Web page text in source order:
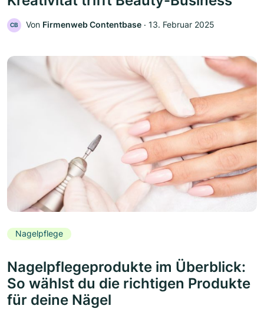
CB Von Firmenweb Contentbase ‧ 13. Februar 2025
Nagelpflege
Nagelpflegeprodukte im Überblick:
So wählst du die richtigen Produkte
für deine Nägel